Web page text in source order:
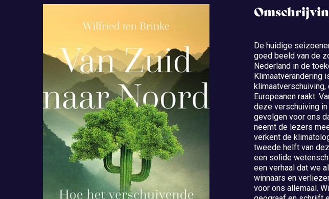
De huidige
goed beeld van de
Nederland in de
Klimaatverandering
Europeanen raakt.
deze verschuiving
gevolgen voor ons
neemt de lezers
verkent de
tweede helft van
een solide
een verhaal dat we
winnaars en
voor ons allemaal.